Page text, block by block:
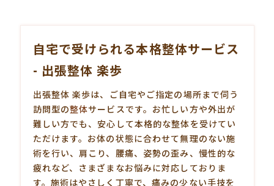
自宅で受けられる本格整体サービス
- 出張整体 楽歩
出張整体 楽歩は、ご自宅やご指定の場所まで伺う
訪問型の整体サービスです。お忙しい方や外出が
難しい方でも、安心して本格的な整体を受けてい
ただけます。お体の状態に合わせて無理のない施
術を行い、肩こり、腰痛、姿勢の歪み、慢性的な
疲れなど、さまざまなお悩みに対応しておりま
す。施術はやさしく丁寧で、痛みの少ない手技を